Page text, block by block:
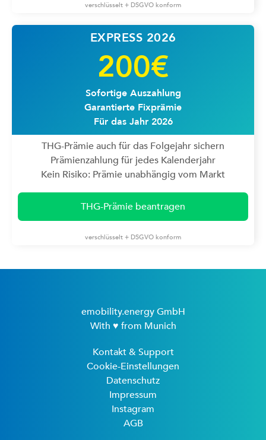
verschlüsselt + DSGVO konform
EXPRESS 2026
200€
Sofortige Auszahlung
Garantierte Fixprämie
Für das Jahr 2026
THG-Prämie auch für das Folgejahr sichern
Prämienzahlung für jedes Kalenderjahr
Kein Risiko: Prämie unabhängig vom Markt
THG-Prämie beantragen
verschlüsselt + DSGVO konform
emobility.energy GmbH
With ♥ from Munich
Kontakt & Support
Cookie-Einstellungen
Datenschutz
Impressum
Instagram
AGB